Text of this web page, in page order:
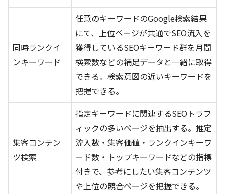
同時ランクイ
ンキーワード
任意のキーワードのGoogle検索結果
にて、上位ページが共通でSEO流入を
獲得しているSEOキーワード群を月間
検索数などの補足データと一緒に取得
できる。検索意図の近いキーワードを
把握できる。
集客コンテン
ツ検索
指定キーワードに関連するSEOトラフ
ィックの多いページを抽出する。推定
流入数・集客価値・ランクインキーワ
ード数・トップキーワードなどの指標
付きで、参考にしたい集客コンテンツ
や上位の競合ページを把握できる。